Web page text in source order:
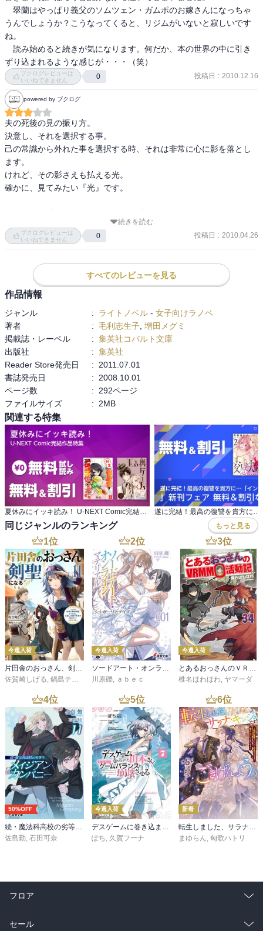
翠蘭はやっぱり義父のソムツェン・ガムポのお嫁さんになっちゃ
うんでしょうか？こうなってくると、リジムがいないと寂しいです
ね。
読み始めると続きが気になります。何だか、本の世界の中に引き
ずり込まれるような感じが・・・（笑）
ブクログレビューは
いいねできません
0 投稿日 : 2010.12.16
powered by ブクログ
夫の死後の見の振り方。
決意し、それを選択する事。
己の常識から外れた事を選択する時、それは非常に心に影を落とし
ます。
けれど、その影さえも払える光。
確かに、見てみたい『光』です。
すでにお使い（？）の片道で１年近く使っていますが
どうなるんでしょう？ｗ
これはこれで読み応えがあって嬉しかったですが。
こちらの国から比べると、驚くほど堕落した国の中。
この選択も、一体どうするべきなのでしょうか…？
続きを読む
ブクログレビューは
いいねできません
0 投稿日 : 2010.04.26
すべてのレビューを見る
作品情報
ジャンル : ライトノベル - 女子向けラノベ
著者
: 毛利志生子 増田メグミ
掲載誌・レーベル
: 集英社コバルト文庫
出版社
: 集英社
Reader Store発売日
:
2011.07.01
書誌発売日
:
2008.10.01
ページ数
:
292ページ
ファイルサイズ
: 2MB
関連する特集
夏休みにイッキ読み！ U-NEXT Comic完結作品特集
同じジャンルのランキング もっと見る
1位
今週入荷
片田舎のおっさん、剣聖になる 11 ～ただの田舎の剣術師範だったのに、大成した弟子たちが俺を放ってくれない件～
佐賀崎しげる, 鍋島テツヒロ
2位
今週入荷
ソードアート・オンライン マテリアル１ シュガーリィ・デイズ
川原礫, ａｂｅｃ
3位
今週入荷
とあるおっさんのＶＲＭＭＯ活動記34
椎名ほわほわ, ヤマーダ
4位
50%OFF
佐島勤 石田可奈
5位
今週入荷
ぽち 久賀フーナ
6位
新着
まゆらん 匈歌ハトリ
フロア
総合
セール